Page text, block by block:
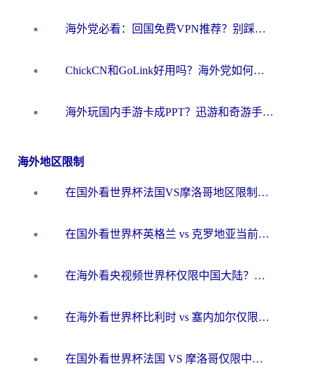
海外党必看：回国免费VPN推荐？别踩坑！教你选对加速器无缝刷国内资源
ChickCN和GoLink好用吗？海外党如何选对回国加速器
海外玩国内手游卡成PPT？迅游和奇游手游哪个好？一篇讲透回国加速器怎么选
海外地区限制
在国外看世界杯法国VS摩洛哥地区限制？这篇指南让你流畅看中文解说无压力
在国外看世界杯英格兰 vs 克罗地亚当前地区不可播放？这篇指南帮你搞定所有海外观赛难题
在海外看央视频世界杯仅限中国大陆？这篇指南帮你解锁中文解说+无卡顿直播
在海外看世界杯比利时 vs 塞内加尔仅限中国大陆？我找到了最流畅的中文解说之路
在国外看世界杯法国 VS 摩洛哥仅限中国大陆？海外党这样看中文解说赛事不卡顿